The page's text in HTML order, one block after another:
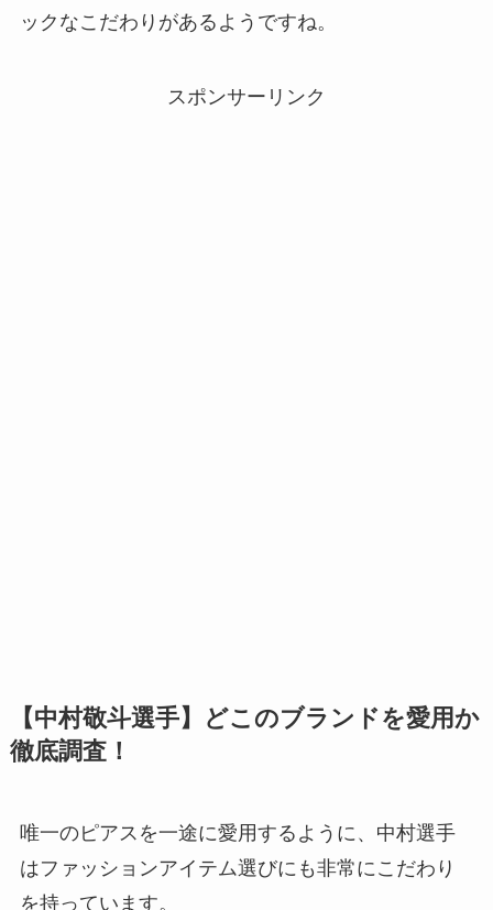
ックなこだわりがあるようですね。
スポンサーリンク
【中村敬斗選手】どこのブランドを愛用か
徹底調査！
唯一のピアスを一途に愛用するように、中村選手
はファッションアイテム選びにも非常にこだわり
を持っています。